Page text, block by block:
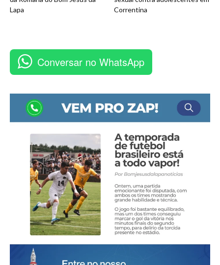
Lapa
Correntina
Conversar no WhatsApp